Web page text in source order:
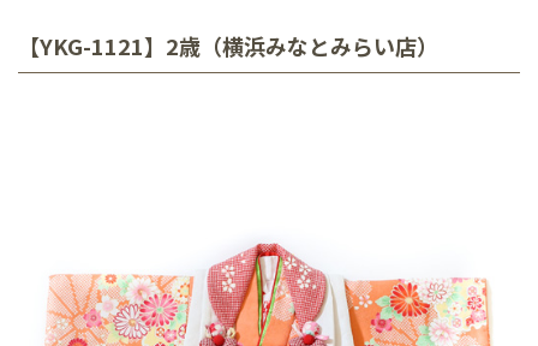
【YKG-1121】2歳（横浜みなとみらい店）